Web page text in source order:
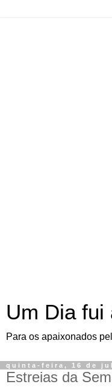
Um Dia fui
Para os apaixonados
quinta-feira, 16 de
Estreias da